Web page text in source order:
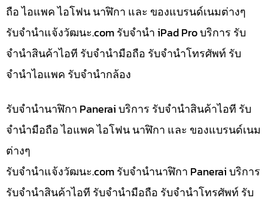
ถือ ไอแพค ไอโฟน นาฬิกา และ ของแบรนด์เนมต่างๆ
รับจํานําแจ้งวัฒนะ.com รับจำนำ iPad Pro บริการ รับ
จำนำสินค้าไอที รับจำนำมือถือ รับจำนำโทรศัพท์ รับ
จำนำไอแพค รับจำนำกล้อง
รับจำนำนาฬิกา Panerai บริการ รับจำนำสินค้าไอที รับ
จำนำมือถือ ไอแพค ไอโฟน นาฬิกา และ ของแบรนด์เนม
ต่างๆ
รับจํานําแจ้งวัฒนะ.com รับจำนำนาฬิกา Panerai บริการ
รับจำนำสินค้าไอที รับจำนำมือถือ รับจำนำโทรศัพท์ รับ